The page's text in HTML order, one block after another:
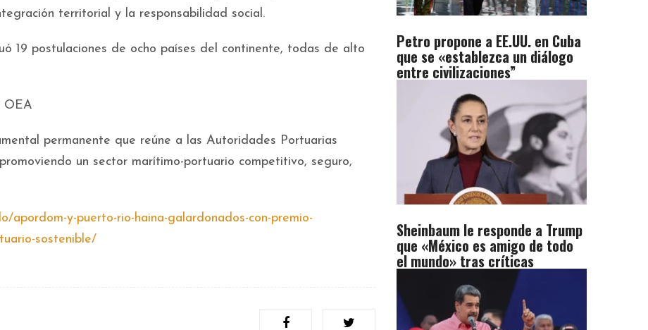
territorial y la responsabilidad social.
19 postulaciones de ocho países del continente, todas de alto
OEA
permanente que reúne a las Autoridades Portuarias
un sector marítimo-portuario competitivo, seguro,
apordom-y-puerto-rio-haina-galardonados-con-premio-
sostenible/
Petro propone a EE.UU. en Cuba
que se «establezca un diálogo
entre civilizaciones”
Sheinbaum le responde a Trump
que «México es amigo de todo
el mundo» tras críticas